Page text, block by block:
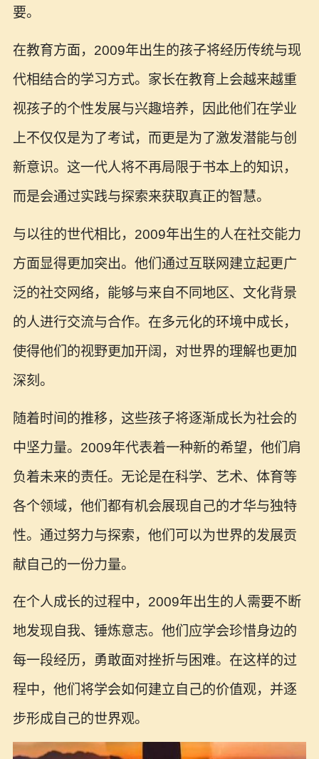
要。
在教育方面，2009年出生的孩子将经历传统与现
代相结合的学习方式。家长在教育上会越来越重
视孩子的个性发展与兴趣培养，因此他们在学业
上不仅仅是为了考试，而更是为了激发潜能与创
新意识。这一代人将不再局限于书本上的知识，
而是会通过实践与探索来获取真正的智慧。
与以往的世代相比，2009年出生的人在社交能力
方面显得更加突出。他们通过互联网建立起更广
泛的社交网络，能够与来自不同地区、文化背景
的人进行交流与合作。在多元化的环境中成长，
使得他们的视野更加开阔，对世界的理解也更加
深刻。
随着时间的推移，这些孩子将逐渐成长为社会的
中坚力量。2009年代表着一种新的希望，他们肩
负着未来的责任。无论是在科学、艺术、体育等
各个领域，他们都有机会展现自己的才华与独特
性。通过努力与探索，他们可以为世界的发展贡
献自己的一份力量。
在个人成长的过程中，2009年出生的人需要不断
地发现自我、锤炼意志。他们应学会珍惜身边的
每一段经历，勇敢面对挫折与困难。在这样的过
程中，他们将学会如何建立自己的价值观，并逐
步形成自己的世界观。